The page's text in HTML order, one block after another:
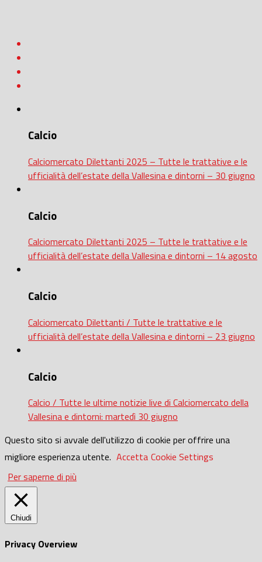
Calcio
Calciomercato Dilettanti 2025 – Tutte le trattative e le
ufficialità dell’estate della Vallesina e dintorni – 30 giugno
Calcio
Calciomercato Dilettanti 2025 – Tutte le trattative e le
ufficialità dell’estate della Vallesina e dintorni – 14 agosto
Calcio
Calciomercato Dilettanti / Tutte le trattative e le
ufficialità dell’estate della Vallesina e dintorni – 23 giugno
Calcio
Calcio / Tutte le ultime notizie live di Calciomercato della
Vallesina e dintorni: martedì 30 giugno
Questo sito si avvale dell'utilizzo di cookie per offrire una
migliore esperienza utente. Accetta Cookie Settings
Per saperne di più
Chiudi
Privacy Overview